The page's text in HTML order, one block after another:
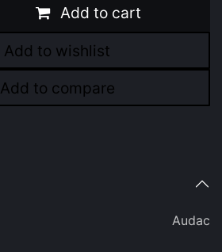
Add to cart
Add to compare
Add to wishlist
Audac